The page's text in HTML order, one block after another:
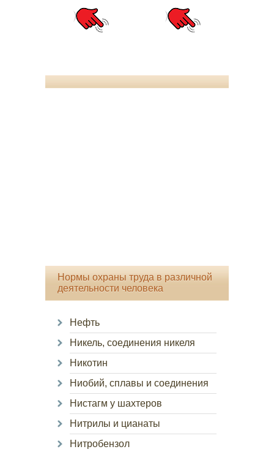
Нормы охраны труда в различной
деятельности человека
Нефть
Никель, соединения никеля
Никотин
Ниобий, сплавы и соединения
Нистагм у шахтеров
Нитрилы и цианаты
Нитробензол